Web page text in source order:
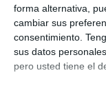
forma alternativa,
cambiar sus
consentimiento.
sus datos
pero usted tiene el